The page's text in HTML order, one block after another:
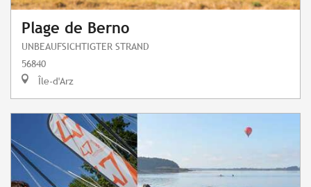
Plage de Berno
UNBEAUFSICHTIGTER STRAND
56840
Île-d'Arz